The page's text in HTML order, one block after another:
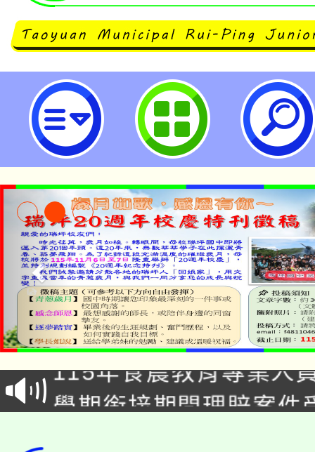
主旨：檢送「2026桃園管樂嘉年
匯演》音樂會」桃園聯隊演奏員甄
予宣傳並鼓勵學生踴躍參加，請查
坪國民中學
淨零綠生活教案入校路
會
115年食農教育專業人
程
學期銜接期間理賠案件